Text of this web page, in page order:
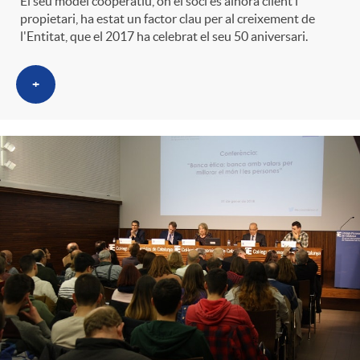
t
r
o
C
a
t
e
n
g
u
t
s
propietari, ha estat un factor clau per al creixement de
l'Entitat, que el 2017 ha celebrat el seu 50 aniversari.
+